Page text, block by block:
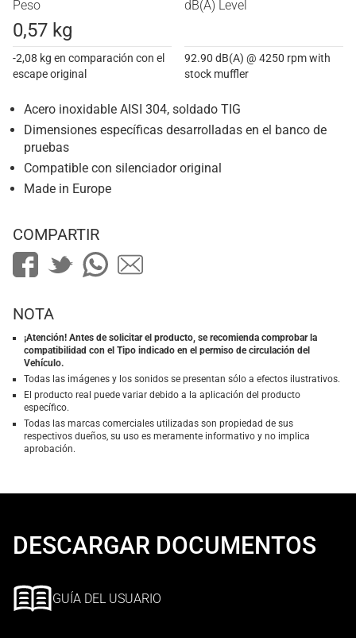
Peso
0,57 kg
-2,08 kg en comparación con el
escape original
dB(A) Level
92.90 dB(A) @ 4250 rpm with
stock muffler
Acero inoxidable AISI 304, soldado TIG
Dimensiones específicas desarrolladas en el banco de
pruebas
Compatible con silenciador original
Made in Europe
COMPARTIR
NOTA
¡Atención! Antes de solicitar el producto, se recomienda comprobar la
compatibilidad con el Tipo indicado en el permiso de circulación del
Vehículo.
Todas las imágenes y los sonidos se presentan sólo a efectos ilustrativos.
El producto real puede variar debido a la aplicación del producto
específico.
Todas las marcas comerciales utilizadas son propiedad de sus
respectivos dueños, su uso es meramente informativo y no implica
aprobación.
DESCARGAR DOCUMENTOS
GUÍA DEL USUARIO